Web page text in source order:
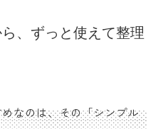
、ずっと使えて整理
なのは、その「シンプル